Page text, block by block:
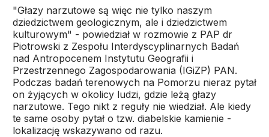
"Głazy narzutowe są więc nie tylko naszym
dziedzictwem geologicznym, ale i dziedzictwem
kulturowym" - powiedział w rozmowie z PAP dr
Piotrowski z Zespołu Interdyscyplinarnych Badań
nad Antropocenem Instytutu Geografii i
Przestrzennego Zagospodarowania (IGiZP) PAN.
Podczas badań terenowych na Pomorzu nieraz pytał
on żyjących w okolicy ludzi, gdzie leżą głazy
narzutowe. Tego nikt z reguły nie wiedział. Ale kiedy
te same osoby pytał o tzw. diabelskie kamienie -
lokalizację wskazywano od razu.